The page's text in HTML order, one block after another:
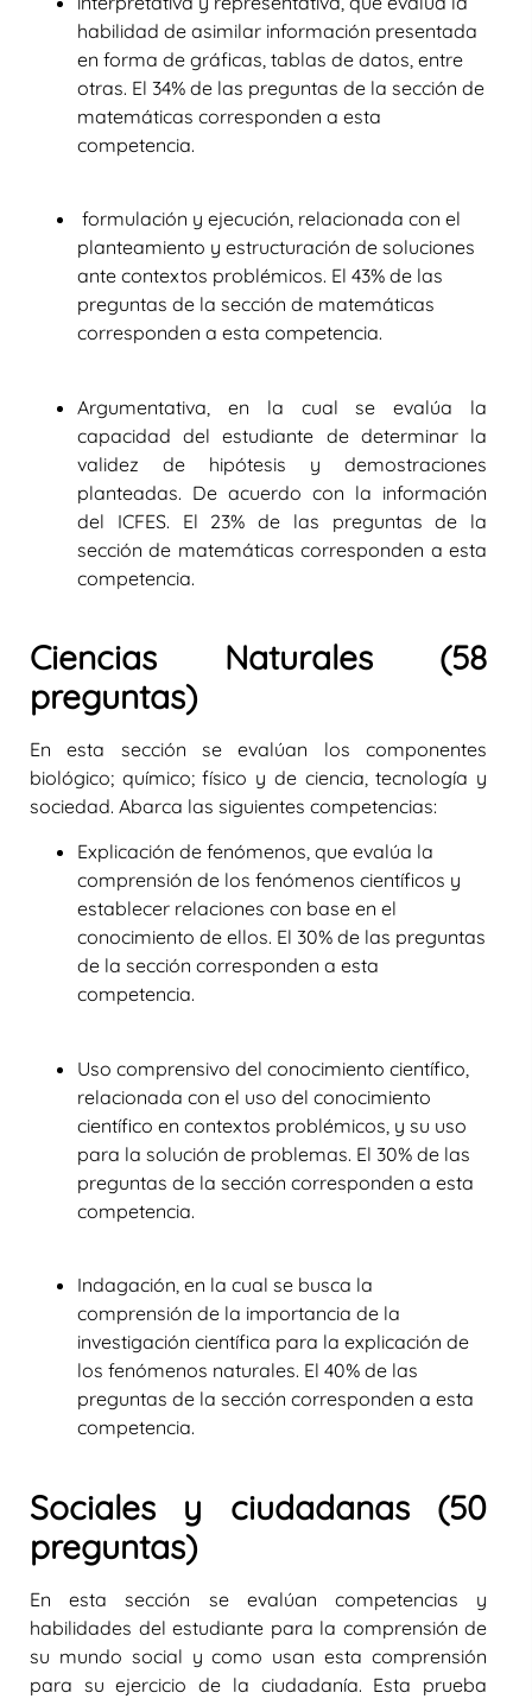
habilidad de asimilar información presentada
en forma de gráficas, tablas de datos, entre
otras. El 34% de las preguntas de la sección de
matemáticas corresponden a esta
competencia.
formulación y ejecución, relacionada con el
planteamiento y estructuración de soluciones
ante contextos problémicos. El 43% de las
preguntas de la sección de matemáticas
corresponden a esta competencia.
Argumentativa, en la cual se evalúa la
capacidad del estudiante de determinar la
validez de hipótesis y demostraciones
planteadas. De acuerdo con la información
del ICFES. El 23% de las preguntas de la
sección de matemáticas corresponden a esta
competencia.
Ciencias Naturales (58
preguntas)
En esta sección se evalúan los componentes
biológico; químico; físico y de ciencia, tecnología y
sociedad. Abarca las siguientes competencias:
Explicación de fenómenos, que evalúa la
comprensión de los fenómenos científicos y
establecer relaciones con base en el
conocimiento de ellos. El 30% de las preguntas
de la sección corresponden a esta
competencia.
Uso comprensivo del conocimiento científico,
relacionada con el uso del conocimiento
científico en contextos problémicos, y su uso
para la solución de problemas. El 30% de las
preguntas de la sección corresponden a esta
competencia.
Indagación, en la cual se busca la
comprensión de la importancia de la
investigación científica para la explicación de
los fenómenos naturales. El 40% de las
preguntas de la sección corresponden a esta
competencia.
Sociales y ciudadanas (50
preguntas)
En esta sección se evalúan competencias y
habilidades del estudiante para la comprensión de
su mundo social y como usan esta comprensión
para su ejercicio de la ciudadanía. Esta prueba